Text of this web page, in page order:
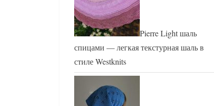
Pierre Light шаль
спицами — легкая текстурная шаль в
стиле Westknits